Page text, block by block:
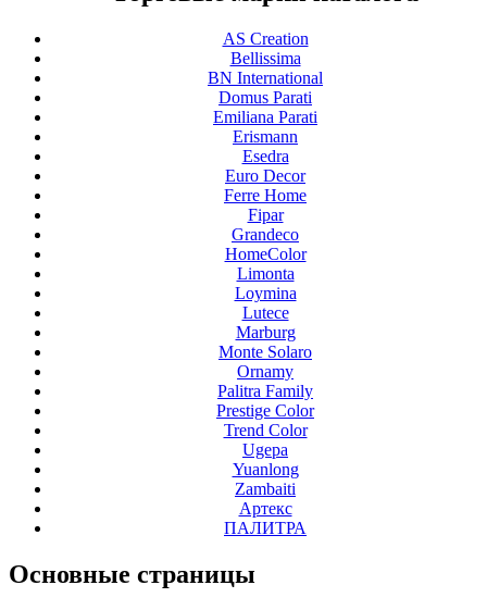
AS Creation
Bellissima
BN International
Domus Parati
Emiliana Parati
Erismann
Esedra
Euro Decor
Ferre Home
Fipar
Grandeco
HomeColor
Limonta
Loymina
Lutece
Marburg
Monte Solaro
Ornamy
Palitra Family
Prestige Color
Trend Color
Ugepa
Yuanlong
Zambaiti
Артекс
ПАЛИТРА
Основные страницы